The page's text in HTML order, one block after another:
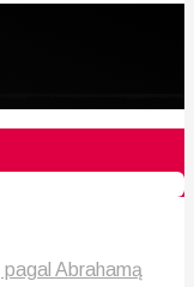
Abrahamą